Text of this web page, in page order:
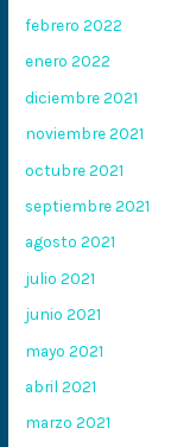
febrero 2022
enero 2022
diciembre 2021
noviembre 2021
octubre 2021
septiembre 2021
agosto 2021
julio 2021
junio 2021
mayo 2021
abril 2021
marzo 2021